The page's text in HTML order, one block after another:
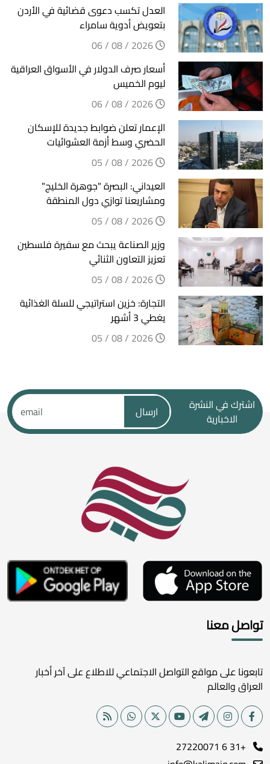
العدل تكسب دعوى قضائية في الأردن
بتعويض أدوية سامراء
أسعار صرف الدولار في الأسواق العراقية
ليوم الخميس
الإعمار تعلن ضوابط جديدة للإسكان
الحضري وسط أزمة العشوائيات
العيداني: البصرة "جوهرة الخليج"
ومشاريعنا توازي دول المنطقة
وزير الصناعة يبحث مع سفيرة فلسطين
تعزيز التعاون الثنائي
التجارة: خزين استراتيجي للسلة الغذائية
يغطي 3 أشهر
اشترك في النشرة
الاخبارية
ارسال
تواصل معنا
تابعونا على مواقع التواصل الاجتماعي للاطلاع على آخر أخبار
العراق والعالم
+31 6 27220071